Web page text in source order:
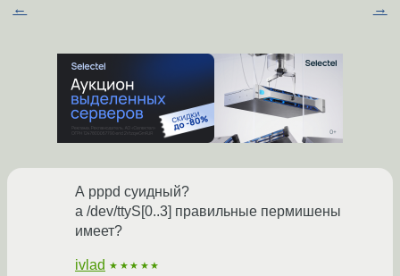
← →
А pppd суидный?
а /dev/ttyS[0..3] правильные пермишены
имеет?
ivlad ★★★★★